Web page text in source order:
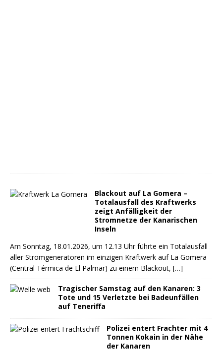
Blackout auf La Gomera –
Totalausfall des Kraftwerks
zeigt Anfälligkeit der
Stromnetze der Kanarischen
Inseln
Am Sonntag, 18.01.2026, um 12.13 Uhr führte ein Totalausfall
aller Stromgeneratoren im einzigen Kraftwerk auf La Gomera
(Central Térmica de El Palmar) zu einem Blackout, […]
Tragischer Samstag auf den Kanaren: 3
Tote und 15 Verletzte bei Badeunfällen
auf Teneriffa
Polizei entert Frachter mit 4
Tonnen Kokain in der Nähe
der Kanaren